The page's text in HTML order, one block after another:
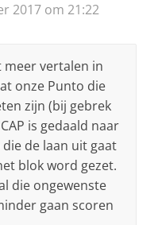
2017 om 21:22
vertalen in
onze Punto die
zijn (bij gebrek
is gedaald naar
de laan uit gaat
blok word gezet.
die ongewenste
gaan scoren